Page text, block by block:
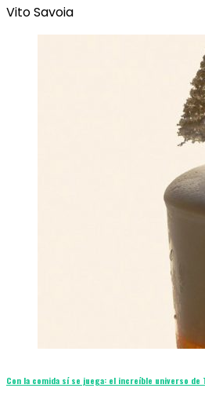
Vito Savoia
Con la comida sí se juega: el increíble universo de